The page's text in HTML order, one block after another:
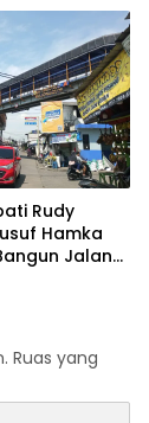
Rudy
Hamka
Jalan
Ruas yang